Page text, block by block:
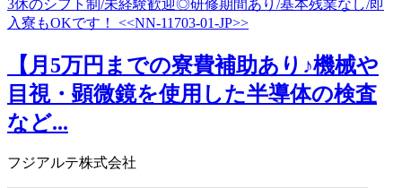
【月5万円までの寮費補助あり♪機械や
目視・顕微鏡を使用した半導体の検査
など...
フジアルテ株式会社